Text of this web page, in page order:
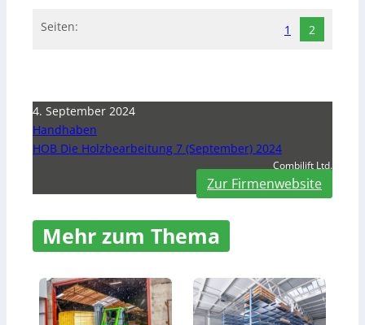
Seiten: 1 2
4. September 2024
Handhaben
HOB Die Holzbearbeitung 7 (September) 2024
Combilift Ltd.
Zur Firmenwebsite
Mehr zum Thema